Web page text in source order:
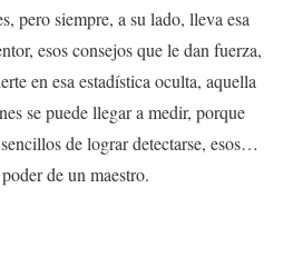
pero siempre, a su lado, lleva esa
esos consejos que le dan fuerza,
en esa estadística oculta, aquella
se puede llegar a medir, porque
de lograr detectarse, esos…
de un maestro.